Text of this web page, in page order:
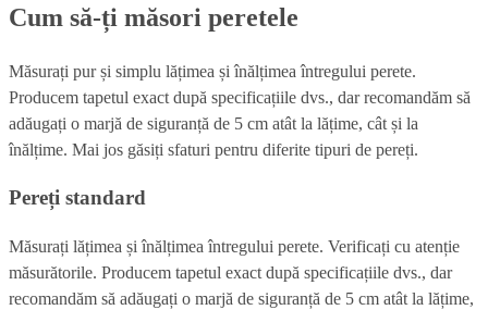
Cum să-ți măsori peretele
Măsurați pur și simplu lățimea și înălțimea întregului perete.
Producem tapetul exact după specificațiile dvs., dar recomandăm să
adăugați o marjă de siguranță de 5 cm atât la lățime, cât și la
înălțime. Mai jos găsiți sfaturi pentru diferite tipuri de pereți.
Pereți standard
Măsurați lățimea și înălțimea întregului perete. Verificați cu atenție
măsurătorile. Producem tapetul exact după specificațiile dvs., dar
recomandăm să adăugați o marjă de siguranță de 5 cm atât la lățime,